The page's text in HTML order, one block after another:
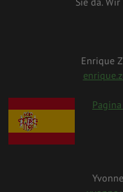
Enrique
spanien.png